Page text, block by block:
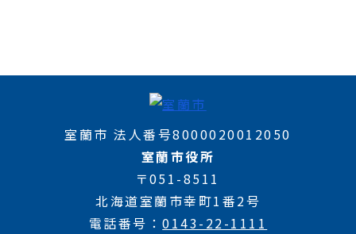
室蘭市 法人番号8000020012050
室蘭市役所
〒051-8511
北海道室蘭市幸町1番2号
電話番号
0143-22-1111